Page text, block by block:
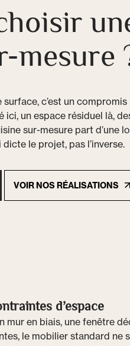
mesure
c’est un compromis
ici, un espace résiduel là,
sur-mesure part d’une
le projet, pas l’inverse.
VOIR NOS RÉALISATIONS
d’espace
mur en biais, une fenêtre
le mobilier standard ne